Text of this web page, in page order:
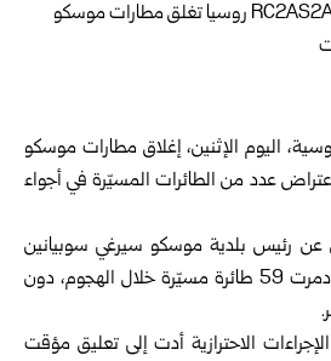
اليوم الإثنين، إغلاق مطارات موسكو
عدد من الطائرات المسيّرة في أجواء
رئيس بلدية موسكو سيرغي سوبيانين
قوله: إن الدفاعات الجوية دمرت 59 طائرة مسيّرة خلال الهجوم، دون
الاحترازية أدت إلى تعليق مؤقت